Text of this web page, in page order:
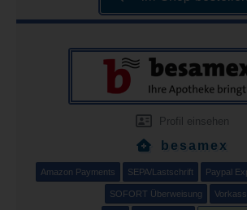
Profil einsehen
besamex
Amazon Payments SEPA/Lastschrift Paypal
SOFORT Überweisung